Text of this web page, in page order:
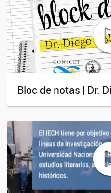
Bloc de notas | Dr.